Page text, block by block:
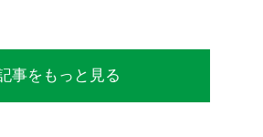
事をもっと見る